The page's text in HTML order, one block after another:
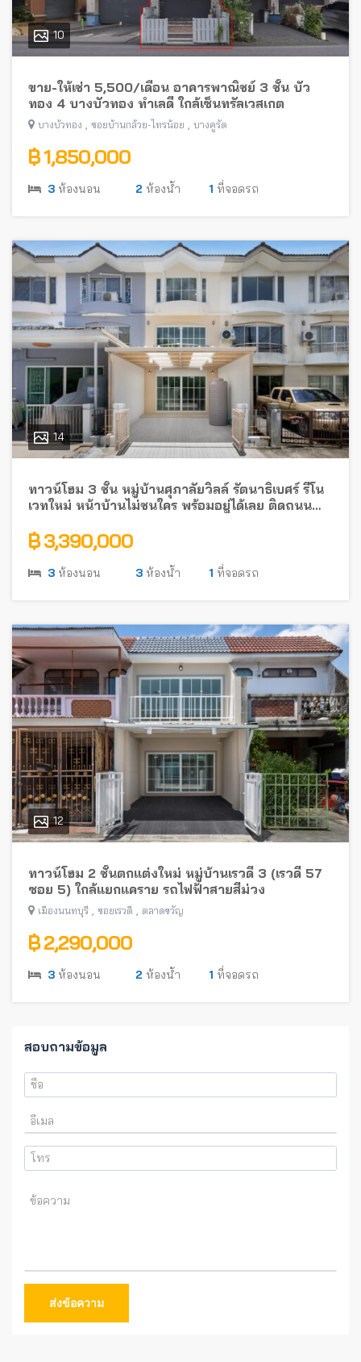
10
ขาย-ให้เช่า 5,500/เดือน อาคารพาณิชย์ 3 ชั้น บัว
ทอง 4 บางบัวทอง ทำเลดี ใกล้เซ็นทรัลเวสเกต
บางบัวทอง , ซอยบ้านกล้วย-ไทรน้อย , บางคูรัด
฿ 1,850,000
3 ห้องนอน 2 ห้องน้ำ 1 ที่จอดรถ
14
ทาวน์โฮม 3 ชั้น หมู่บ้านศุภาลัยวิลล์ รัตนาธิเบศร์ รีโน
เวทใหม่ หน้าบ้านไม่ชนใคร พร้อมอยู่ได้เลย ติดถนน
฿ 3,390,000
3 ห้องนอน 3 ห้องน้ำ 1 ที่จอดรถ
12
ทาวน์โฮม 2 ชั้นตกแต่งใหม่ หมู่บ้านเรวดี 3 (เรวดี 57
ซอย 5) ใกล้แยกแคราย รถไฟฟ้าสายสีม่วง
เมืองนนทบุรี , ซอยเรวดี , ตลาดขวัญ
฿ 2,290,000
3 ห้องนอน 2 ห้องน้ำ 1 ที่จอดรถ
สอบถามข้อมูล
ส่งข้อความ